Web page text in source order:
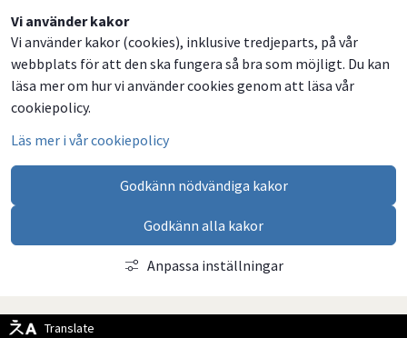
Vi använder kakor
Vi använder kakor (cookies), inklusive tredjeparts, på vår
webbplats för att den ska fungera så bra som möjligt. Du kan
läsa mer om hur vi använder cookies genom att läsa vår
cookiepolicy.
Läs mer i vår cookiepolicy
Godkänn nödvändiga kakor
Godkänn alla kakor
Anpassa inställningar
Translate
Dela
på
Facebook
Dela
på
Twitter
Dela
på
LinkedIn
Dela
via
email